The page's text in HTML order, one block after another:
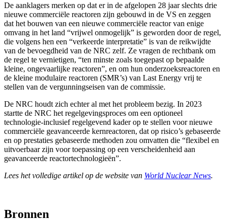
De aanklagers merken op dat er in de afgelopen 28 jaar slechts drie
nieuwe commerciële reactoren zijn gebouwd in de VS en zeggen
dat het bouwen van een nieuwe commerciële reactor van enige
omvang in het land “vrijwel onmogelijk” is geworden door de regel,
die volgens hen een “verkeerde interpretatie” is van de reikwijdte
van de bevoegdheid van de NRC zelf. Ze vragen de rechtbank om
de regel te vernietigen, “ten minste zoals toegepast op bepaalde
kleine, ongevaarlijke reactoren”, en om hun onderzoeksreactoren en
de kleine modulaire reactoren (SMR’s) van Last Energy vrij te
stellen van de vergunningseisen van de commissie.
De NRC houdt zich echter al met het probleem bezig. In 2023
startte de NRC het regelgevingsproces om een optioneel
technologie-inclusief regelgevend kader op te stellen voor nieuwe
commerciële geavanceerde kernreactoren, dat op risico’s gebaseerde
en op prestaties gebaseerde methoden zou omvatten die “flexibel en
uitvoerbaar zijn voor toepassing op een verscheidenheid aan
geavanceerde reactortechnologieën”.
Lees het volledige artikel op de website van World Nuclear News.
Bronnen